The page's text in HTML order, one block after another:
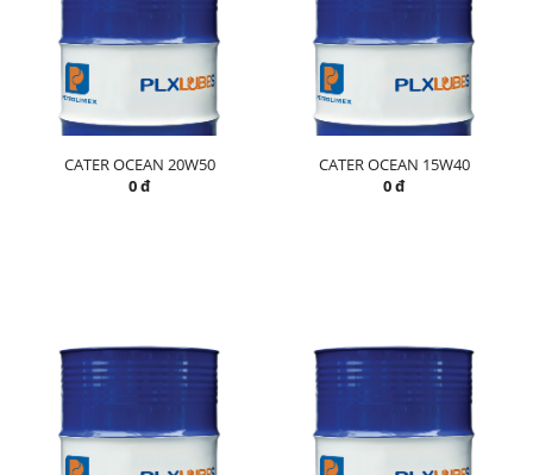
CATER OCEAN 20W50
0 đ
CATER OCEAN 15W40
0 đ